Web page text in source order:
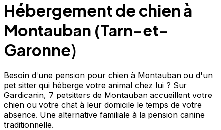
Hébergement de chien à
Montauban (Tarn-et-
Garonne)
Besoin d'une pension pour chien à Montauban ou d'un
pet sitter qui héberge votre animal chez lui ? Sur
Gardicanin, 7 petsitters de Montauban accueillent votre
chien ou votre chat à leur domicile le temps de votre
absence. Une alternative familiale à la pension canine
traditionnelle.